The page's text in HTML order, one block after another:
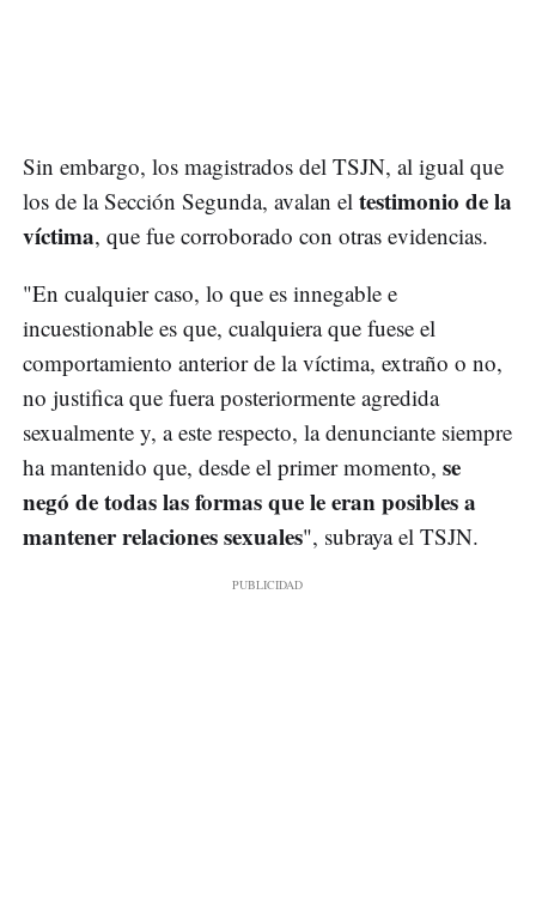
Sin embargo, los magistrados del TSJN, al igual que
los de la Sección Segunda, avalan el testimonio de la
víctima, que fue corroborado con otras evidencias.
"En cualquier caso, lo que es innegable e
incuestionable es que, cualquiera que fuese el
comportamiento anterior de la víctima, extraño o no,
no justifica que fuera posteriormente agredida
sexualmente y, a este respecto, la denunciante siempre
ha mantenido que, desde el primer momento, se
negó de todas las formas que le eran posibles a
mantener relaciones sexuales", subraya el TSJN.